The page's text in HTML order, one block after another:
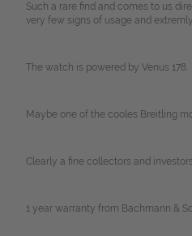
Such a rare find and comes to us
very few signs of usage and
The watch is powered by Venus 178.
Maybe one of the cooles Breitling
Clearly a fine collectors and
1 year warranty from Bachmann &